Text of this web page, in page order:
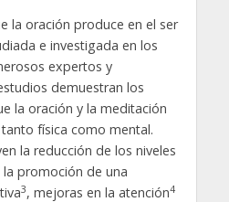
la oración produce en el ser
e investigada en los
expertos y
demuestran los
la oración y la meditación
física como mental.
la reducción de los niveles
promoción de una
3, mejoras en la atención4